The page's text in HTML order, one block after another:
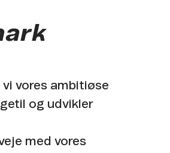
vi vores ambitiøse
og udvikler
med vores